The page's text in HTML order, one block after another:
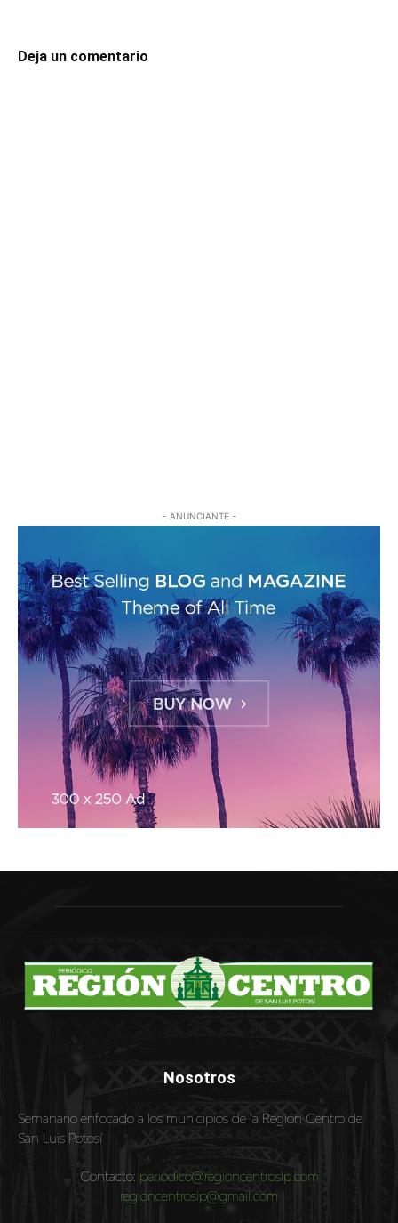
Deja un comentario
- ANUNCIANTE -
Nosotros
Semanario enfocado a los municipios de la Región Centro de
San Luis Potosí
Contacto: periodico@regioncentroslp.com
regioncentroslp@gmail.com